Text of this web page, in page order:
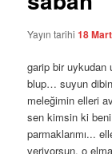
Yayın tarihi18
garip bir uykudan
blup… suyun
meleğimin elleri
sen kimsin ki
parmaklarımı...
veriyorsun. o